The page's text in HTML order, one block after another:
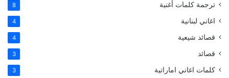
ترجمة كلمات أغنية 8
اغاني لبنانية 4
قصائد شيعية 4
قصائد 3
كلمات اغاني اماراتية 3